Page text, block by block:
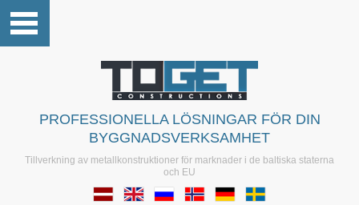
PROFESSIONELLA LÖSNINGAR FÖR DIN
BYGGNADSVERKSAMHET
Tillverkning av metallkonstruktioner för marknader i de baltiska staterna
och EU